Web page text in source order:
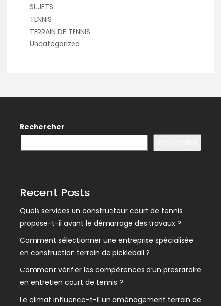
SUJETS
TENNIS
TERRAIN DE TENNIS
Uncategorized
Rechercher
Recent Posts
Quels services un constructeur court de tennis
propose-t-il avant le démarrage des travaux ?
Comment sélectionner une entreprise spécialisée
en construction terrain de pickleball ?
Comment vérifier les compétences d’un prestataire
en entretien court de tennis ?
Le climat influence-t-il un aménagement terrain de